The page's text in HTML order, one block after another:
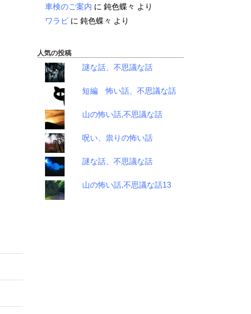
車検のご案内 に 鈍色蝶々 より
ワラビ に 鈍色蝶々 より
人気の投稿
謎な話、不思議な話
短編 怖い話、不思議な話
山の怖い話,不思議な話
呪い、祟りの怖い話
謎な話、不思議な話
山の怖い話,不思議な話13